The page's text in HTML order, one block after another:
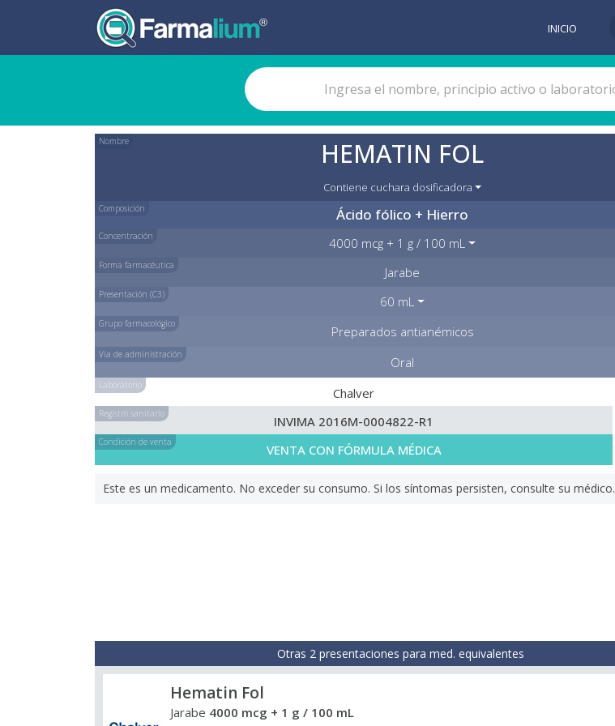
INICIO
Nombre HEMATIN FOL
Contiene cuchara dosificadora
Composición Ácido fólico + Hierro
Concentración 4000 mcg + 1 g / 100 mL
Forma farmacéutica Jarabe
Presentación (C3) 60 mL
Grupo farmacológico Preparados antianémicos
Vía de administración Oral
Laboratorio Chalver
Registro sanitario INVIMA 2016M-0004822-R1
Condición de venta VENTA CON FÓRMULA MÉDICA
Este es un medicamento. No exceder su consumo. Si los síntomas persisten, consulte su médico.
Otras 2 presentaciones para med. equivalentes
Hematin Fol
Jarabe 4000 mcg + 1 g / 100 mL